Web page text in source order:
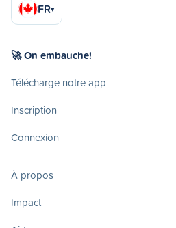
FR▾
🚀 On embauche!
Télécharge notre app
Inscription
Connexion
À propos
Impact